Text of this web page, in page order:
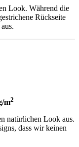
Look. Während die
Rückseite
m2
natürlichen Look aus.
dass wir keinen